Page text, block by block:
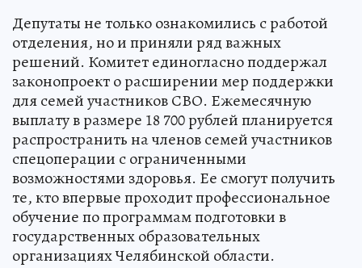
Депутаты не только ознакомились с работой
отделения, но и приняли ряд важных
решений. Комитет единогласно поддержал
законопроект о расширении мер поддержки
для семей участников СВО. Ежемесячную
выплату в размере 18 700 рублей планируется
распространить на членов семей участников
спецоперации с ограниченными
возможностями здоровья. Ее смогут получить
те, кто впервые проходит профессиональное
обучение по программам подготовки в
государственных образовательных
организациях Челябинской области.